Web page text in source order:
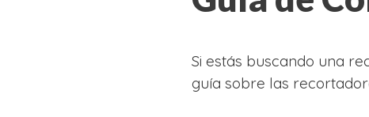
Si estás buscando una
guía sobre las